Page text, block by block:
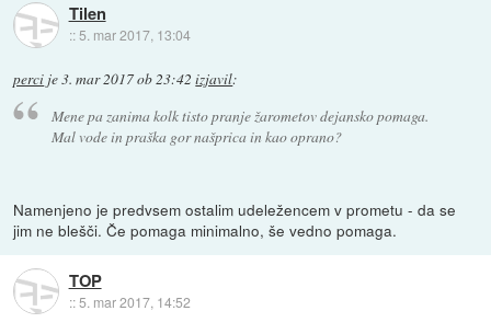
Tilen
:: 5. mar 2017, 13:04
perci je3. mar 2017 ob 23:42 izjavil:
Mene pa zanima kolk tisto pranje žarometov dejansko pomaga.
Mal vode in praška gor našprica in kao oprano?
Namenjeno je predvsem ostalim udeležencem v prometu - da se
jim ne blešči. Če pomaga minimalno, še vedno pomaga.
TOP
::5. mar 2017, 14:52